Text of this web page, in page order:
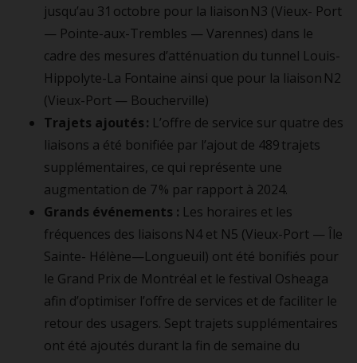
jusqu’au 31 octobre pour la liaison N3 (Vieux- Port
— Pointe-aux-Trembles — Varennes) dans le
cadre des mesures d’atténuation du tunnel Louis-
Hippolyte-La Fontaine ainsi que pour la liaison N2
(Vieux-Port — Boucherville)
Trajets ajoutés : L’offre de service sur quatre des
liaisons a été bonifiée par l’ajout de 489 trajets
supplémentaires, ce qui représente une
augmentation de 7 % par rapport à 2024.
Grands événements : Les horaires et les
fréquences des liaisons N4 et N5 (Vieux-Port — Île
Sainte- Hélène—Longueuil) ont été bonifiés pour
le Grand Prix de Montréal et le festival Osheaga
afin d’optimiser l’offre de services et de faciliter le
retour des usagers. Sept trajets supplémentaires
ont été ajoutés durant la fin de semaine du